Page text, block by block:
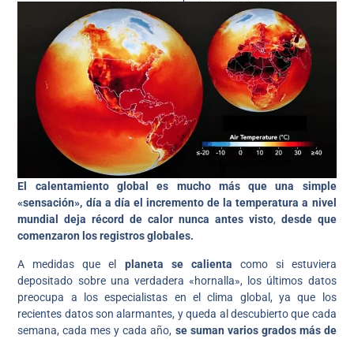
El calentamiento global es mucho más que una simple
«sensación», día a día el incremento de la temperatura a nivel
mundial deja récord de calor nunca antes visto, desde que
comenzaron los registros globales.
A medidas que el planeta se calienta como si estuviera
depositado sobre una verdadera «hornalla», los últimos datos
preocupa a los especialistas en el clima global, ya que los
recientes datos son alarmantes, y queda al descubierto que cada
semana, cada mes y cada año, se suman varios grados más de